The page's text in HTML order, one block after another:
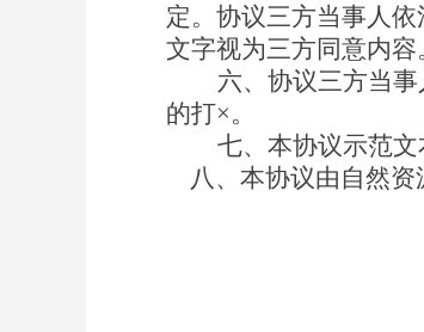
定。 协议三方当事人依
文字视为三方同意内容
六、 协议三方当
的打×。
七、 本协议示范文
八、本协议由自然资